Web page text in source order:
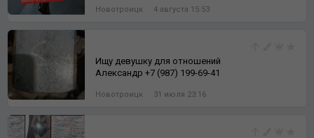
Новотроицк 4 августа 15:53
Ищу девушку для отношений
Александр +7 (987) 199-69-41
Новотроицк 31 июля 23:16